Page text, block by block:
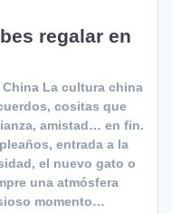
regalar en
La cultura china
cositas que
amistad… en fin.
entrada a la
el nuevo gato o
una atmósfera
momento…